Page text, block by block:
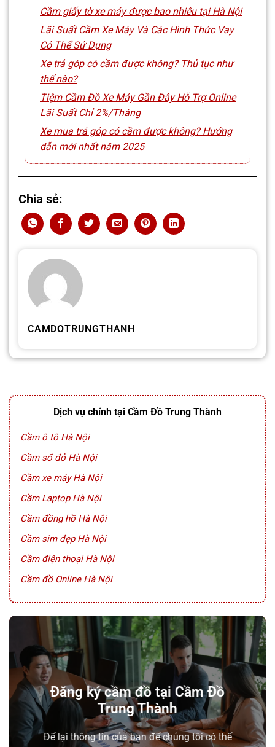
Cầm giấy tờ xe máy được bao nhiêu tại Hà Nội
Lãi Suất Cầm Xe Máy Và Các Hình Thức Vay
Có Thể Sử Dụng
Xe trả góp có cầm được không? Thủ tục như
thế nào?
Tiệm Cầm Đồ Xe Máy Gần Đây Hỗ Trợ Online
Lãi Suất Chỉ 2%/Tháng
Xe mua trả góp có cầm được không? Hướng
dẫn mới nhất năm 2025
Chia sẻ:
CAMDOTRUNGTHANH
Dịch vụ chính tại Cầm Đồ Trung Thành
Cầm ô tô Hà Nội
Cầm sổ đỏ Hà Nội
Cầm xe máy Hà Nội
Cầm Laptop Hà Nội
Cầm đồng hồ Hà Nội
Cầm sim đẹp Hà Nội
Cầm điện thoại Hà Nội
Cầm đồ Online Hà Nội
Đăng ký cầm đồ tại Cầm Đồ
Trung Thành
Để lại thông tin của bạn để chúng tôi có thể